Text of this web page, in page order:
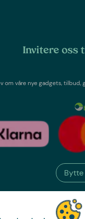
Invitere oss
om våre nye gadgets, tilbud,